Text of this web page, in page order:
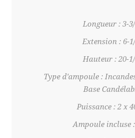
Longueur : 3-
Extension : 6-
Hauteur : 20-
Type d'ampoule :
Base
Puissance : 2 x
Ampoule incluse